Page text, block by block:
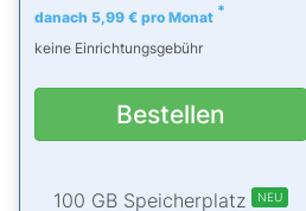
danach 5,99 € pro Monat *
keine Einrichtungsgebühr
Bestellen
100 GB Speicherplatz NEU